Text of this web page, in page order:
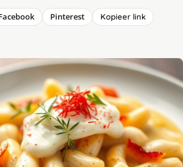
Pinterest
Kopieer link